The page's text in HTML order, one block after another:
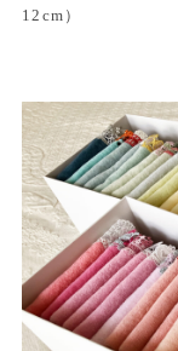
12cm）